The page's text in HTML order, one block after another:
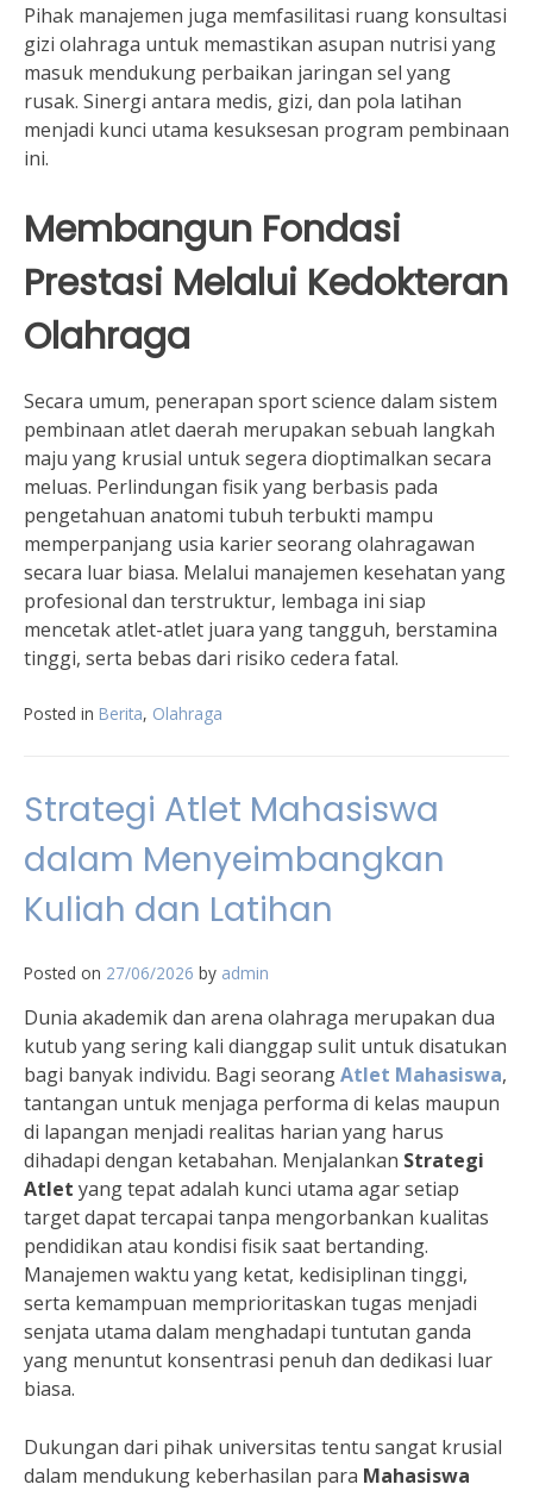
Pihak manajemen juga memfasilitasi ruang konsultasi
gizi olahraga untuk memastikan asupan nutrisi yang
masuk mendukung perbaikan jaringan sel yang
rusak. Sinergi antara medis, gizi, dan pola latihan
menjadi kunci utama kesuksesan program pembinaan
ini.
Membangun Fondasi
Prestasi Melalui Kedokteran
Olahraga
Secara umum, penerapan sport science dalam sistem
pembinaan atlet daerah merupakan sebuah langkah
maju yang krusial untuk segera dioptimalkan secara
meluas. Perlindungan fisik yang berbasis pada
pengetahuan anatomi tubuh terbukti mampu
memperpanjang usia karier seorang olahragawan
secara luar biasa. Melalui manajemen kesehatan yang
profesional dan terstruktur, lembaga ini siap
mencetak atlet-atlet juara yang tangguh, berstamina
tinggi, serta bebas dari risiko cedera fatal.
Posted in Berita, Olahraga
Strategi Atlet Mahasiswa
dalam Menyeimbangkan
Kuliah dan Latihan
Posted on 27/06/2026 by admin
Dunia akademik dan arena olahraga merupakan dua
kutub yang sering kali dianggap sulit untuk disatukan
bagi banyak individu. Bagi seorangAtlet Mahasiswa,
tantangan untuk menjaga performa di kelas maupun
di lapangan menjadi realitas harian yang harus
dihadapi dengan ketabahan. Menjalankan Strategi
Atlet yang tepat adalah kunci utama agar setiap
target dapat tercapai tanpa mengorbankan kualitas
pendidikan atau kondisi fisik saat bertanding.
Manajemen waktu yang ketat, kedisiplinan tinggi,
serta kemampuan memprioritaskan tugas menjadi
senjata utama dalam menghadapi tuntutan ganda
yang menuntut konsentrasi penuh dan dedikasi luar
biasa.
Dukungan dari pihak universitas tentu sangat krusial
dalam mendukung keberhasilan para Mahasiswa